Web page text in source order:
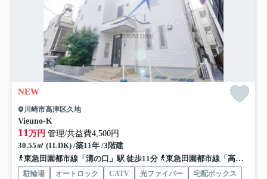
NEW
川崎市高津区久地
Vieuno-K
11万円 管理/共益費4,500円
30.55㎡ (1LDK) /築11年 /3階建
東急田園都市線「溝の口」駅 徒歩11分
東急田園都市線「高津」駅 徒歩13分
駐輪場 オートロック CATV 光ファイバー
宅配ボックス